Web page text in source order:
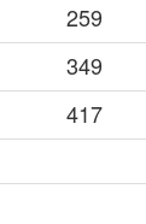
259
349
417